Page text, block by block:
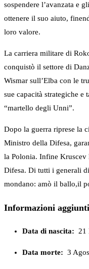
sospendere l’avanzata e
ottenere il suo aiuto,
loro valore.
La carriera militare di
conquistò il settore di
Wismar sull’Elba con le
sue capacità strategiche e
“martello degli Unni”.
Dopo la guerra riprese la
Ministro della Difesa,
la Polonia. Infine Kruscev
Difesa. Di tutti i generali
mondano: amò il ballo,il
Informazioni
Data di nascita: 21
Data morte: 3